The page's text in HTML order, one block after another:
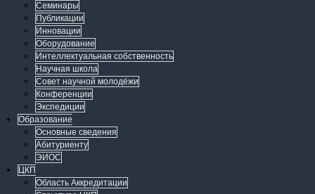
Семинары
Публикации
Инновации
Оборудование
Интеллектуальная собственность
Научная школа
Совет научной молодёжи
Конференции
Экспедиции
Образование
Основные сведения
Абитуриенту
ЭИОС
ЦКП
Область Аккредитации